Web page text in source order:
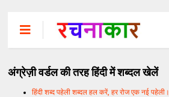
अंग्रेज़ी वर्डल की तरह हिंदी में शब्दल खेलें
हिंदी शब्द पहेली शब्दल हल करें, हर रोज एक नई पहेली।